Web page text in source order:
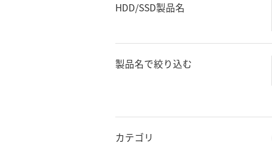
HDD/SSD製品名
製品名で絞り込む
カテゴリ